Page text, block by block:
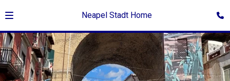
Neapel Stadt Home